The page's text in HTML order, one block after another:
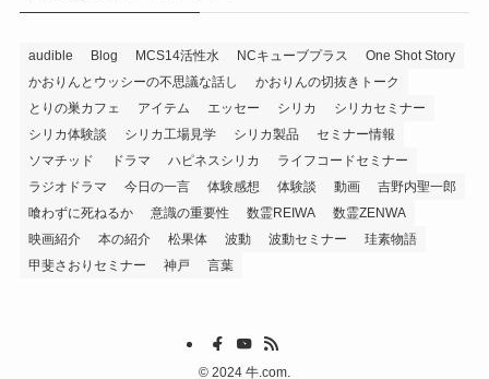
audible Blog MCS14活性水 NCキューブプラス
One Shot Story
かおりんとウッシーの不思議な話し
かおりんの切抜きトーク
とりの巣カフェ
アイテム エッセー シリカ
シリカセミナー
シリカ体験談
シリカ工場見学 シリカ製品
セミナー情報
ソマチッド
ドラマ ハピネスシリカ
ライフコードセミナー
ラジオドラマ
今日の一言 体験感想 体験談 動画
吉野内聖一郎
喰わずに死ねるか
意識の重要性 数霊REIWA
数霊ZENWA
映画紹介
本の紹介 松果体 波動 波動セミナー
珪素物語
甲斐さおりセミナー
神戸 言葉
© 2024 牛.com.